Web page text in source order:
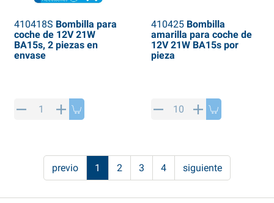
410418S Bombilla para
coche de 12V 21W
BA15s, 2 piezas en
envase
410425Bombilla
amarilla para coche de
12V 21W BA15s por
pieza
previo 1 2 3 4 siguiente